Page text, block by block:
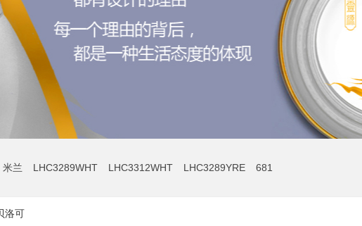
米兰 LHC3289WHT LHC3312WHT LHC3289YRE 681
洛可